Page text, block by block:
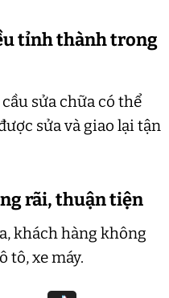
tỉnh thành trong
sửa chữa có thể
sửa và giao lại tận
rãi, thuận tiện
khách hàng không
tô, xe máy.